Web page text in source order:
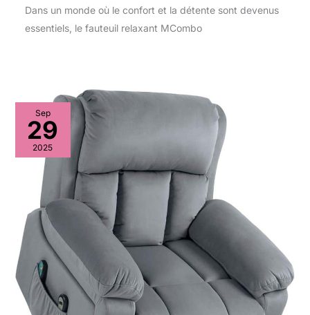
Dans un monde où le confort et la détente sont devenus
essentiels, le fauteuil relaxant MCombo
Sep
29
2025